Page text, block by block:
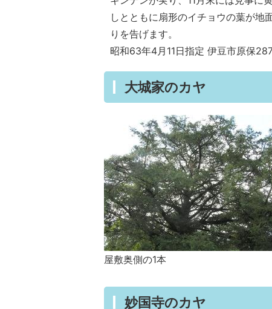
しとともに扇形のイチョウの葉が地
りを告げます。
昭和63年4月11日指定 伊豆市原保
大城家のカヤ
屋敷奥側の1本
妙国寺のカヤ